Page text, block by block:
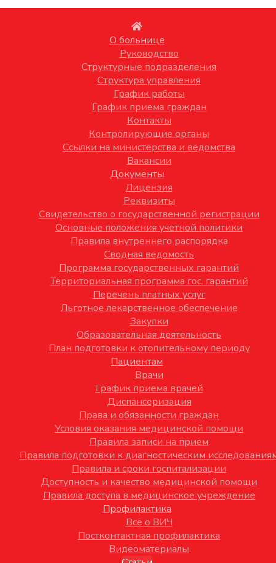
О больнице
Руководство
Структурные подразделения
Структура управления
График работы
График приема граждан
Контакты
Контролирующие органы
Ссылки на министерства и ведомства
Вакансии
Документы
Лицензия
Реквизиты
Свидетельство о государственной регистрации
Основные положения учетной политики
Правила внутреннего распорядка
Сводная ведомость
Программа государственных гарантий
Территориальная программа гос. гарантий
Перечень платных услуг
Льготное лекарственное обеспечение
Закупки
Образовательная деятельность
План подготовки к отопительному периоду
Пациентам
Врачи
График приема врачей
Диспансеризация
Права и обязанности граждан
Условия оказания медицинской помощи
Правила записи на прием
Правила подготовки к диагностическим
Правила и сроки госпитализации
Доступность и качество медицинской помощи
Правила доступа в медицинское учреждение
Профилактика
Всё о ВИЧ
Постконтактная профилактика
Видеоматериалы